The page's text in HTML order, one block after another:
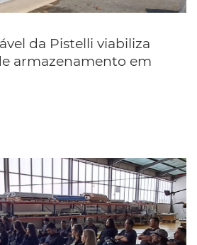
da Pistelli viabiliza
armazenamento em